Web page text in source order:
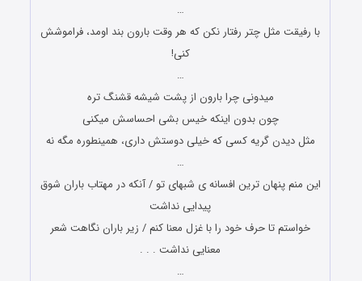
…
با رفیقت مثل چتر رفتار نکن که هر وقت بارون بند اومد، فراموشش
کنی!
…
میدونی چرا بارون از پشت شیشه قشنگ تره
چون بدون اینکه خیس بشی احساسش میکنی
مثل دیدن گریه کسی که خیلی دوستش داری، همینطوره مگه نه
…
این منم پنهان ترین افسانه ی شبهای تو / آنکه در مهتاب باران شوق
پیدایی نداشت
خواستم تا حرف خود را با غزل معنا کنم / زیر باران نگاهت شعر
معنایی نداشت . . .
…